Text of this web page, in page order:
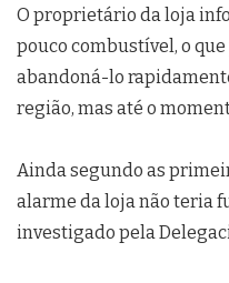
O proprietário da loja
pouco combustível, o
abandoná-lo
região, mas até o
Ainda segundo as
alarme da loja não teria
investigado pela